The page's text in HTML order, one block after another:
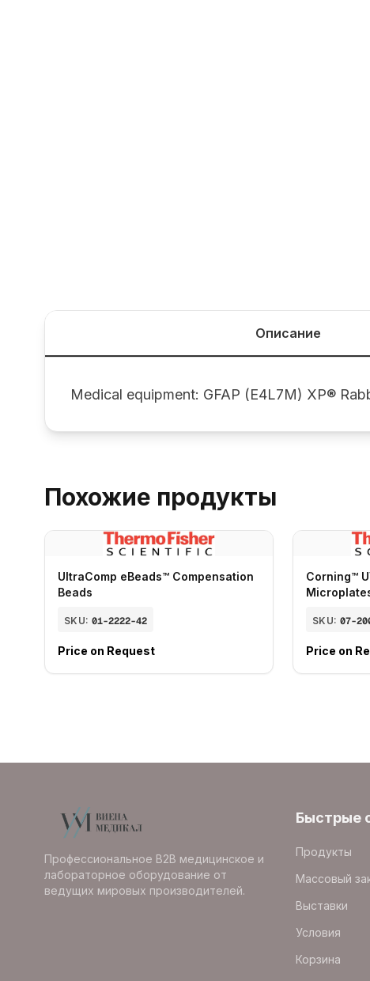
Описание
Medical equipment: GFAP (E4L7M) XP®
Похожие продукты
UltraComp eBeads™ Compensation
Beads
SKU: 01-2222-42
Price on Request
Corning™
SKU: 07-
Price on
Профессиональное B2B медицинское и
лабораторное оборудование от
ведущих мировых производителей.
Быстрые
Продукты
Массовый
Выставки
Условия
Корзина